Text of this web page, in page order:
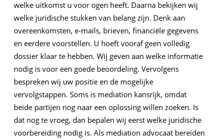
welke uitkomst u voor ogen heeft. Daarna bekijken wij
welke juridische stukken van belang zijn. Denk aan
overeenkomsten, e-mails, brieven, financiële gegevens
en eerdere voorstellen. U hoeft vooraf geen volledig
dossier klaar te hebben. Wij geven aan welke informatie
nodig is voor een goede beoordeling. Vervolgens
bespreken wij uw positie en de mogelijke
vervolgstappen. Soms is mediation kansrijk, omdat
beide partijen nog naar een oplossing willen zoeken. Is
dat nog te vroeg, dan bepalen wij eerst welke juridische
voorbereiding nodig is. Als mediation advocaat bereiden